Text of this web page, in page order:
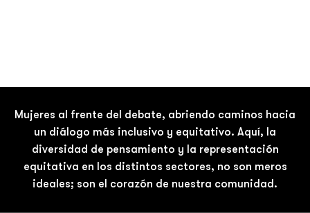
Mujeres al frente del debate, abriendo caminos hacia
un diálogo más inclusivo y equitativo. Aquí, la
diversidad de pensamiento y la representación
equitativa en los distintos sectores, no son meros
ideales; son el corazón de nuestra comunidad.